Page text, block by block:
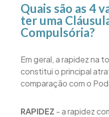
Quais são as 4
ter uma
Compulsória?
Em geral, a rapidez na
constitui o principal
comparação com o
RAPIDEZ - a rapidez